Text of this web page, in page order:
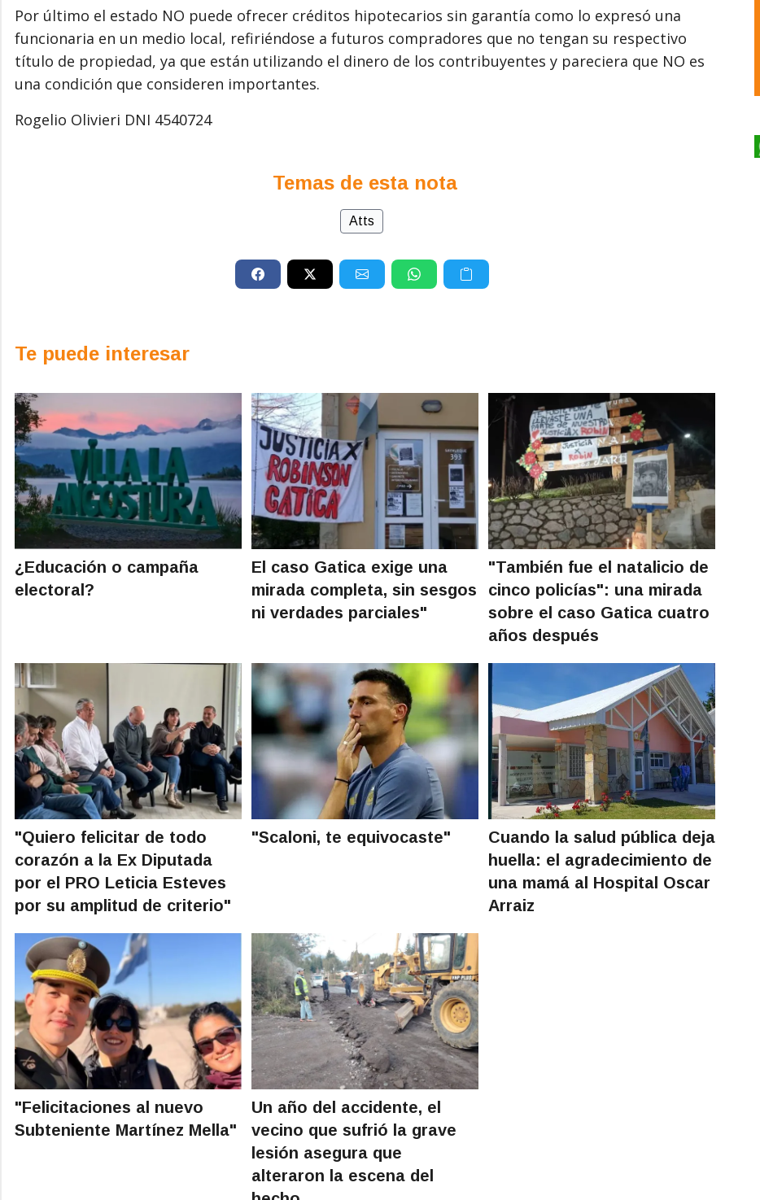
Por último el estado NO puede ofrecer créditos hipotecarios sin garantía como lo expresó una
funcionaria en un medio local, refiriéndose a futuros compradores que no tengan su respectivo
título de propiedad, ya que están utilizando el dinero de los contribuyentes y pareciera que NO es
una condición que consideren importantes.
Rogelio Olivieri DNI 4540724
Temas de esta nota
Atts
Te puede interesar
¿Educación o campaña
electoral?
El caso Gatica exige una
mirada completa, sin sesgos
ni verdades parciales"
"También fue el natalicio de
cinco policías": una mirada
sobre el caso Gatica cuatro
años después
"Quiero felicitar de todo
corazón a la Ex Diputada
por el PRO Leticia Esteves
por su amplitud de criterio"
"Scaloni, te equivocaste"
Cuando la salud pública deja
huella: el agradecimiento de
una mamá al Hospital Oscar
Arraiz
"Felicitaciones al nuevo
Subteniente Martínez Mella"
Un año del accidente, el
vecino que sufrió la grave
lesión asegura que
alteraron la escena del